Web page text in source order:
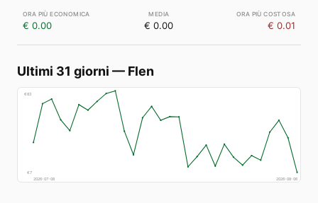
€ 0.00 € 0.00 € 0.01
Ultimi 31 giorni — Flen
€83
€7
2026-07-08
2026-08-06